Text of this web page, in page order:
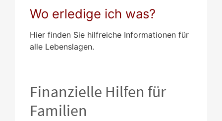
Wo erledige ich was?
Hier finden Sie hilfreiche Informationen für
alle Lebenslagen.
Finanzielle Hilfen für
Familien